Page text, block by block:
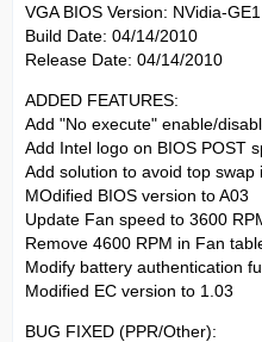
VGA BIOS Version: NVidia-
Build Date: 04/14/2010
Release Date: 04/14/2010
ADDED FEATURES:
Add "No execute" enable/
Add Intel logo on BIOS POST
Add solution to avoid top swap
MOdified BIOS version to A03
Update Fan speed to 3600
Remove 4600 RPM in Fan
Modify battery authentication
Modified EC version to 1.03
BUG FIXED (PPR/Other):